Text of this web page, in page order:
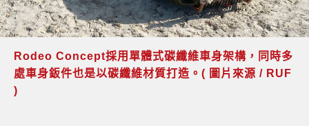
Rodeo Concept採用單體式碳纖維車身架構，同時多
處車身鈑件也是以碳纖維材質打造。( 圖片來源 / RUF
)